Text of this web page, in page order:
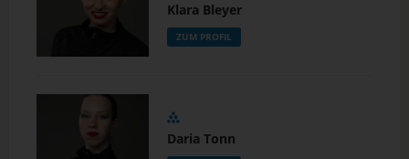
Klara Bleyer
ZUM PROFIL
Daria Tonn